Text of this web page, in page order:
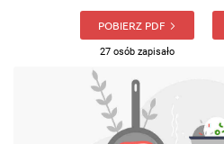
POBIERZ PDF
27 osób zapisało